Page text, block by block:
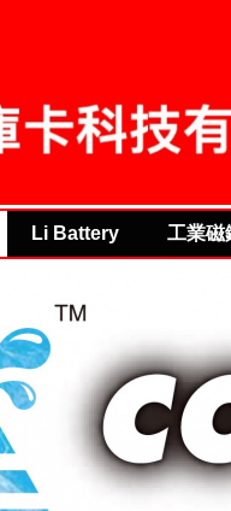
for
THE PRODUCTS OF
Li Battery 工業磁